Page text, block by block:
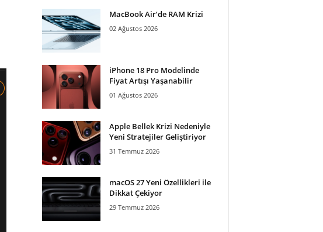
MacBook Air’de RAM Krizi
02 Ağustos 2026
iPhone 18 Pro Modelinde
Fiyat Artışı Yaşanabilir
01 Ağustos 2026
Apple Bellek Krizi Nedeniyle
Yeni Stratejiler Geliştiriyor
31 Temmuz 2026
macOS 27 Yeni Özellikleri ile
Dikkat Çekiyor
29 Temmuz 2026